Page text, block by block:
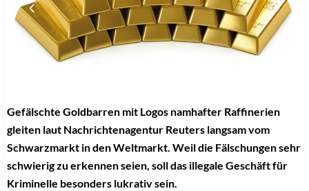
Gefälschte Goldbarren mit Logos namhafter Raffinerien
gleiten laut Nachrichtenagentur Reuters langsam vom
Schwarzmarkt in den Weltmarkt. Weil die Fälschungen sehr
schwierig zu erkennen seien, soll das illegale Geschäft für
Kriminelle besonders lukrativ sein.